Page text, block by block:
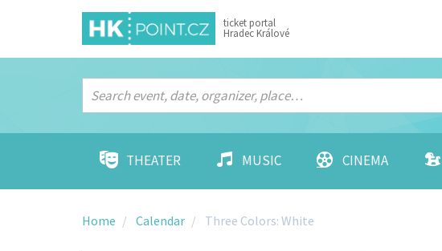
ticket portal
Hradec Králové
THEATER MUSIC CINEMA
Home Calendar Three Colors: White